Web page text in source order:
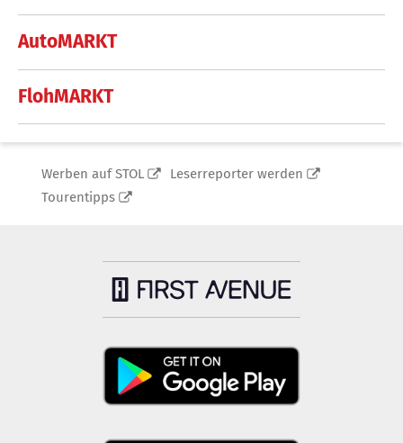
AutoMARKT
FlohMARKT
Werben auf STOL
Leserreporter werden
Tourentipps